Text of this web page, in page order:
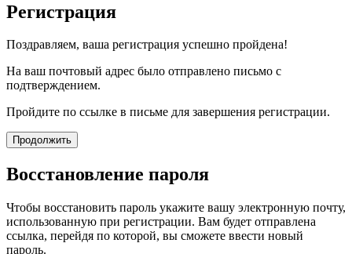
Регистрация
Поздравляем, ваша регистрация успешно пройдена!
На ваш почтовый адрес было отправлено письмо с
подтверждением.
Пройдите по ссылке в письме для завершения регистрации.
Продолжить
Восстановление пароля
Чтобы восстановить пароль укажите вашу электронную почту,
использованную при регистрации. Вам будет отправлена
ссылка, перейдя по которой, вы сможете ввести новый
пароль.